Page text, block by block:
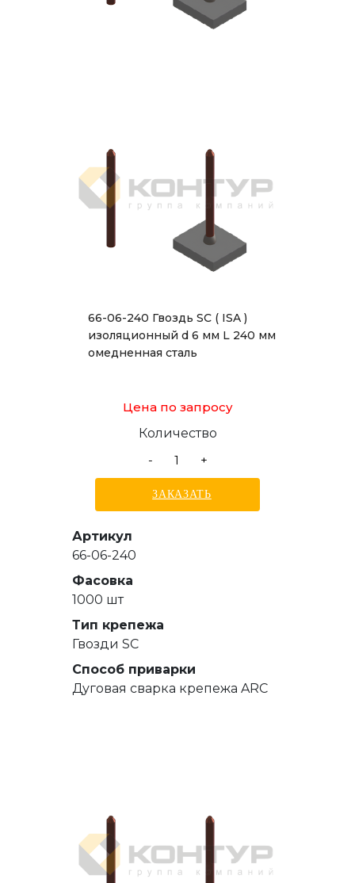
66-06-240 Гвоздь SC ( ISA )
изоляционный d 6 мм L 240 мм
омедненная сталь
Цена по запросу
Количество
-
+
ЗАКАЗАТЬ
Артикул
66-06-240
Фасовка
1000 шт
Тип крепежа
Гвозди SC
Способ приварки
Дуговая сварка крепежа ARC